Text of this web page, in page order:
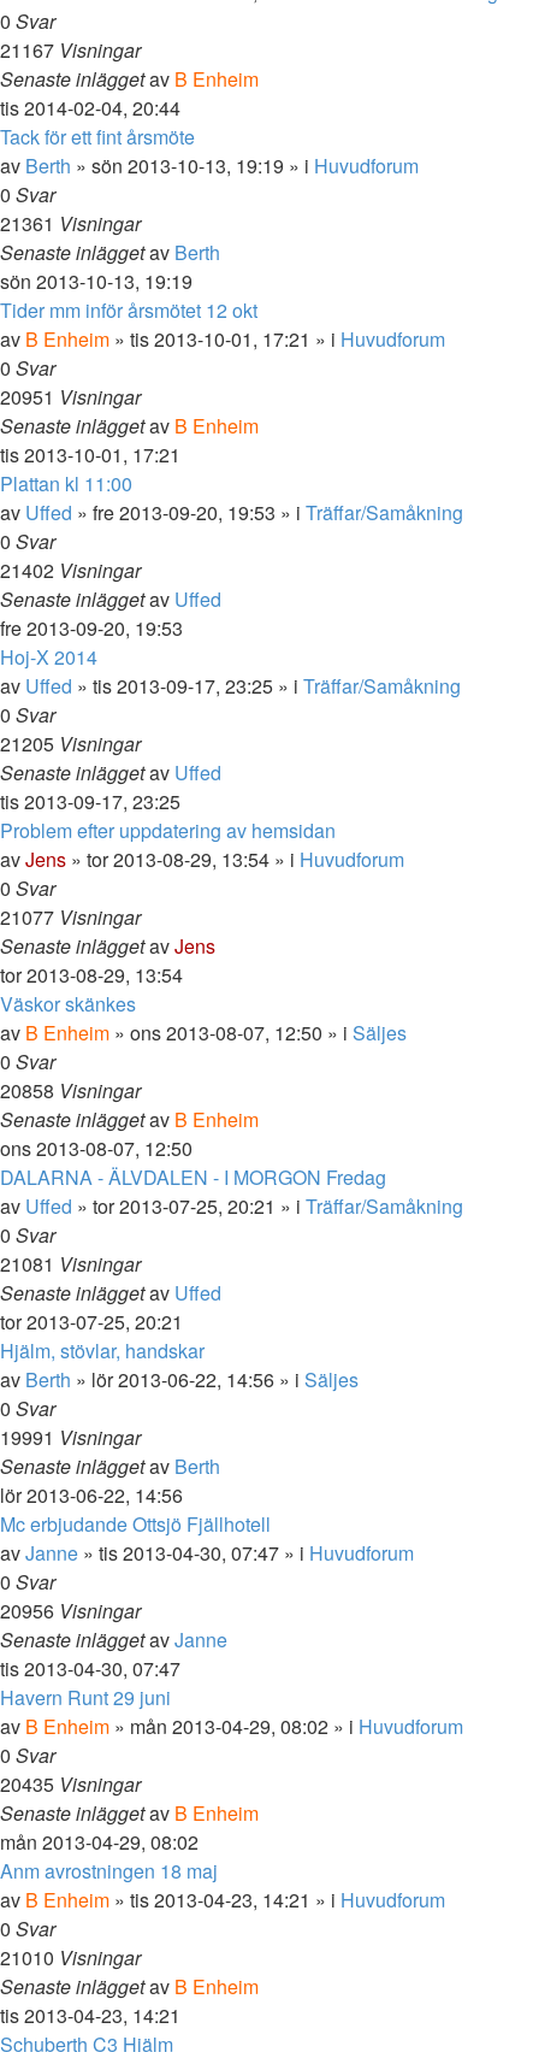
0 Svar
21167 Visningar
Senaste inläggetav B Enheim
tis 2014-02-04, 20:44
Tack för ett fint årsmöte
av Berth » sön 2013-10-13, 19:19 » i Huvudforum
0 Svar
21361 Visningar
Senaste inläggetav Berth
sön 2013-10-13, 19:19
Tider mm inför årsmötet 12 okt
av B Enheim » tis 2013-10-01, 17:21 » i Huvudforum
0 Svar
20951 Visningar
Senaste inläggetav B Enheim
tis 2013-10-01, 17:21
Plattan kl 11:00
av Uffed » fre 2013-09-20, 19:53 » i Träffar/Samåkning
0 Svar
21402 Visningar
Senaste inläggetav Uffed
fre 2013-09-20, 19:53
Hoj-X 2014
av Uffed » tis 2013-09-17, 23:25 » i Träffar/Samåkning
0 Svar
21205 Visningar
Senaste inläggetav Uffed
tis 2013-09-17, 23:25
Problem efter uppdatering av hemsidan
avJens » tor 2013-08-29, 13:54 » i Huvudforum
0 Svar
21077 Visningar
Senaste inläggetavJens
tor 2013-08-29, 13:54
Väskor skänkes
av B Enheim » ons 2013-08-07, 12:50 » i Säljes
0 Svar
20858 Visningar
Senaste inläggetav B Enheim
ons 2013-08-07, 12:50
DALARNA - ÄLVDALEN - I MORGON Fredag
av Uffed » tor 2013-07-25, 20:21 » i Träffar/Samåkning
0 Svar
21081 Visningar
Senaste inläggetav Uffed
tor 2013-07-25, 20:21
Hjälm, stövlar, handskar
av Berth » lör 2013-06-22, 14:56 » i Säljes
0 Svar
19991 Visningar
Senaste inläggetav Berth
lör 2013-06-22, 14:56
Mc erbjudande Ottsjö Fjällhotell
avJanne » tis 2013-04-30, 07:47 » i Huvudforum
0 Svar
20956 Visningar
Senaste inläggetavJanne
tis 2013-04-30, 07:47
Havern Runt 29 juni
av B Enheim » mån 2013-04-29, 08:02 » i Huvudforum
0 Svar
20435 Visningar
Senaste inläggetav B Enheim
mån 2013-04-29, 08:02
Anm avrostningen 18 maj
av B Enheim » tis 2013-04-23, 14:21 » i Huvudforum
0 Svar
21010 Visningar
Senaste inläggetav B Enheim
tis 2013-04-23, 14:21
Schuberth C3 Hjälm